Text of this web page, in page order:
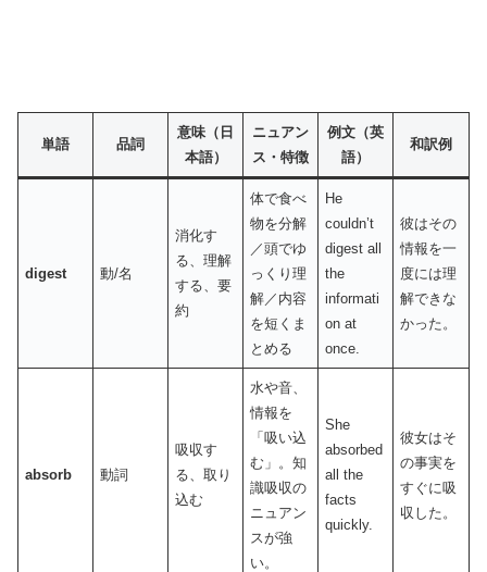
単語 品詞
意味（日
本語）
ニュアン
ス・特徴
例文（英
語）
和訳例
digest 動/名
消化す
る、理解
する、要
約
体で食べ
物を分解
／頭でゆ
っくり理
解／内容
を短くま
とめる
He
couldn’t
digest all
the
informati
on at
once.
彼はその
情報を一
度には理
解できな
かった。
absorb 動詞
吸収す
る、取り
込む
水や音、
情報を
「吸い込
む」。知
識吸収の
ニュアン
スが強
い。
She
absorbed
all the
facts
quickly.
彼女はそ
の事実を
すぐに吸
収した。